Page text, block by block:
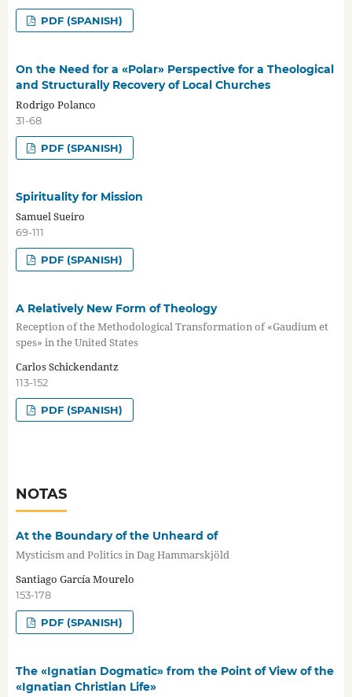
PDF (SPANISH)
On the Need for a «Polar» Perspective for a Theological
and Structurally Recovery of Local Churches
Rodrigo Polanco
31-68
PDF (SPANISH)
Spirituality for Mission
Samuel Sueiro
69-111
PDF (SPANISH)
A Relatively New Form of Theology
Reception of the Methodological Transformation of «Gaudium et
spes» in the United States
Carlos Schickendantz
113-152
PDF (SPANISH)
NOTAS
At the Boundary of the Unheard of
Mysticism and Politics in Dag Hammarskjöld
Santiago García Mourelo
153-178
PDF (SPANISH)
The «Ignatian Dogmatic» from the Point of View of the
«Ignatian Christian Life»